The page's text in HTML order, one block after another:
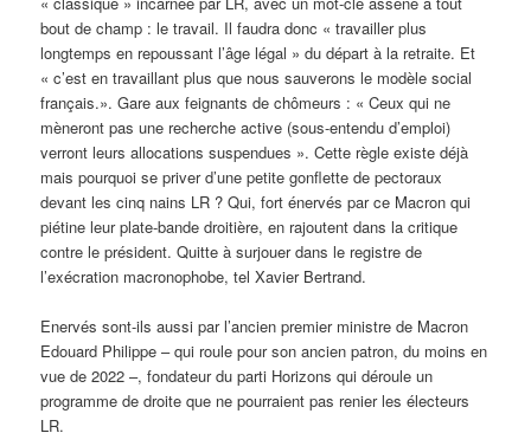
bout de champ : le travail. Il faudra donc « travailler plus
longtemps en repoussant l’âge légal » du départ à la retraite. Et
« c’est en travaillant plus que nous sauverons le modèle social
français.». Gare aux feignants de chômeurs : « Ceux qui ne
mèneront pas une recherche active (sous-entendu d’emploi)
verront leurs allocations suspendues ». Cette règle existe déjà
mais pourquoi se priver d’une petite gonflette de pectoraux
devant les cinq nains LR ? Qui, fort énervés par ce Macron qui
piétine leur plate-bande droitière, en rajoutent dans la critique
contre le président. Quitte à surjouer dans le registre de
l’exécration macronophobe, tel Xavier Bertrand.
Enervés sont-ils aussi par l’ancien premier ministre de Macron
Edouard Philippe – qui roule pour son ancien patron, du moins en
vue de 2022 –, fondateur du parti Horizons qui déroule un
programme de droite que ne pourraient pas renier les électeurs
LR.